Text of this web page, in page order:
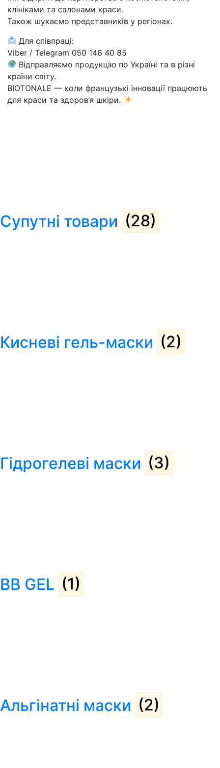
клініками та салонами краси.
Також шукаємо представників у регіонах.
Для співпраці:
Viber / Telegram 050 146 40 85
Відправляємо продукцію по Україні та в різні
країни світу.
BIOTONALE — коли французькі інновації працюють
для краси та здоров’я шкіри.
Супутні товари (28)
Кисневі гель-маски (2)
Гідрогелеві маски (3)
BB GEL (1)
Альгінатні маски (2)